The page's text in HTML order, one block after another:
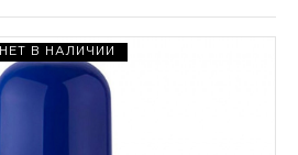
НЕТ В НАЛИЧИИ